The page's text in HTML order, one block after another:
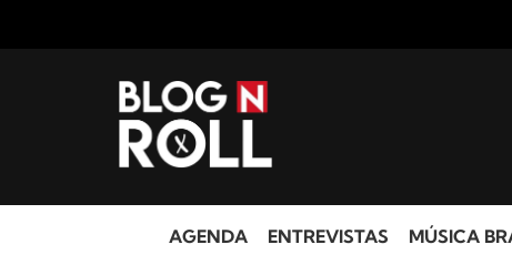
AGENDA ENTREVISTAS MÚSICA